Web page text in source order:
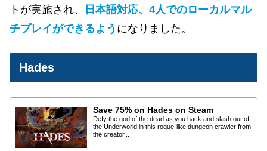
トが実施され、
日本語対応、4人でのローカルマル
チプレイができるよう になりました。
Hades
Save 75% on Hades on Steam
Defy the god of the dead as you hack and slash out of
the Underworld in this rogue-like dungeon crawler from
the creator...